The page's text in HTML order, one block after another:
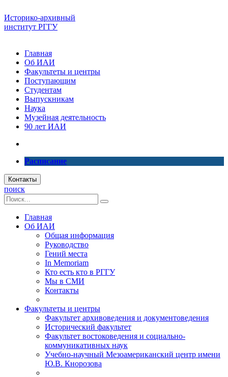
Историко-архивный
институт РГГУ
Главная
Об ИАИ
Факультеты и центры
Поступающим
Студентам
Выпускникам
Наука
Музейная деятельность
90 лет ИАИ
Расписание
Контакты
поиск
Главная
Об ИАИ
Общая информация
Руководство
Гений места
In Memoriam
Кто есть кто в РГГУ
Мы в СМИ
Контакты
Факультеты и центры
Факультет архивоведения и документоведения
Исторический факультет
Факультет востоковедения и социально-
коммуникативных наук
Учебно-научный Мезоамериканский центр имени
Ю.В. Кнорозова